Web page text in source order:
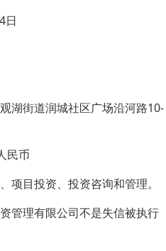
日
湖街道润城社区广场沿河路10-
民币
项目投资、投资咨询和管理。
管理有限公司不是失信被执行